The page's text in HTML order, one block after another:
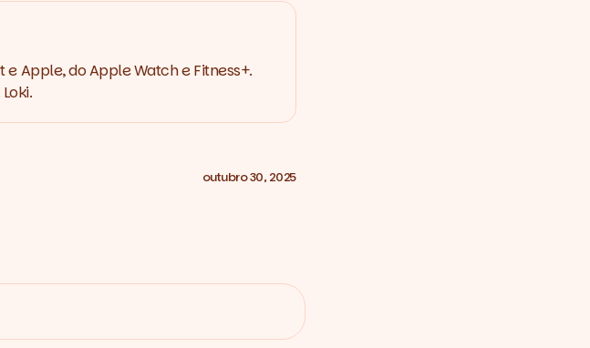
e Apple, do Apple Watch e Fitness+.
outubro 30, 2025